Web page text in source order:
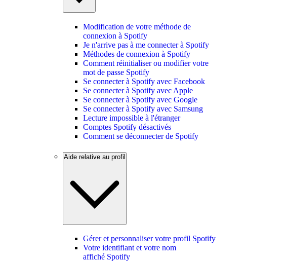
Modification de votre méthode de
connexion à Spotify
Je n'arrive pas à me connecter à Spotify
Méthodes de connexion à Spotify
Comment réinitialiser ou modifier votre
mot de passe Spotify
Se connecter à Spotify avec Facebook
Se connecter à Spotify avec Apple
Se connecter à Spotify avec Google
Se connecter à Spotify avec Samsung
Lecture impossible à l'étranger
Comptes Spotify désactivés
Comment se déconnecter de Spotify
Aide relative au profil
Gérer et personnaliser votre profil Spotify
Votre identifiant et votre nom
affiché Spotify